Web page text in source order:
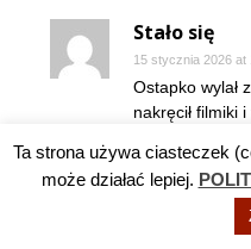
Stało się
15 stycznia 2026 at
Ostapko wylał
nakręcił filmiki
Ta strona używa ciasteczek
może działać lepiej.